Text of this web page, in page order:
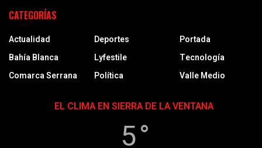
CATEGORÍAS
Actualidad
Bahía Blanca
Comarca Serrana
Deportes
Lyfestile
Política
Portada
Tecnología
Valle Medio
EL CLIMA EN SIERRA DE LA VENTANA
5 °